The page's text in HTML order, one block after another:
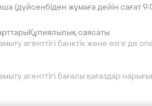
жұмаға дейін сағат
агенттігі банктік және өзге де
агенттігі бағалы қағаздар
Құпиялылық саясаты